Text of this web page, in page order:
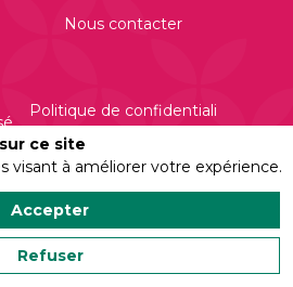
Nous contacter
Politique de confidentialité
Mentions légales
ce site
visant à améliorer votre expérience.
Accepter
Refuser